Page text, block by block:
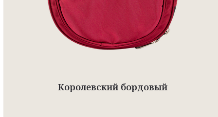
Королевский бордовый